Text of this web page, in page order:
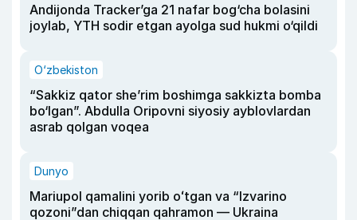
Andijonda Tracker’ga 21 nafar bog‘cha bolasini
joylab, YTH sodir etgan ayolga sud hukmi o‘qildi
O‘zbekiston
“Sakkiz qator she’rim boshimga sakkizta bomba
bo‘lgan”. Abdulla Oripovni siyosiy ayblovlardan
asrab qolgan voqea
Dunyo
Mariupol qamalini yorib oʻtgan va “Izvarino
qozoni”dan chiqqan qahramon — Ukraina